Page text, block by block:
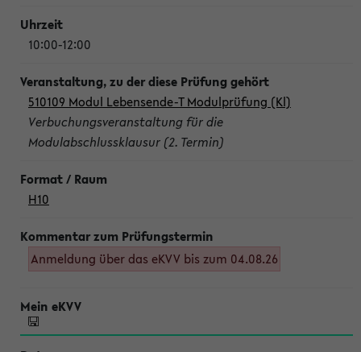
10:00-12:00
510109 Modul Lebensende-T Modulprüfung (Kl)
Verbuchungsveranstaltung für die
Modulabschlussklausur (2. Termin)
H10
Anmeldung über das eKVV bis zum 04.08.26